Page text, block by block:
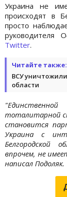
Украина не
происходят в
просто
руководителя
Twitter.
Читайте также:
ВСУ
области
тоталитарной
становится
Украина с
Белгородской
впрочем, не
написал Подоляк.